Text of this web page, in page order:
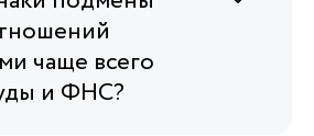
чаще всего
и ФНС?